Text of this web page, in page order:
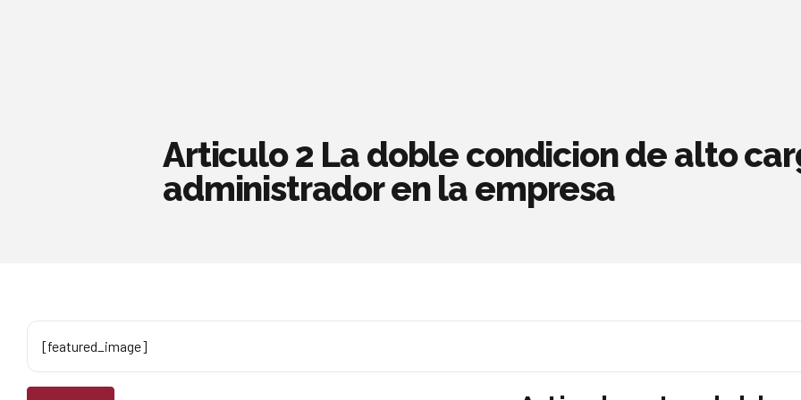
Articulo 2 La doble condicion de alto
administrador en la empresa
[featured_image]